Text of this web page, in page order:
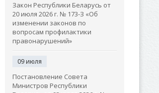
Закон Республики Беларусь от
20 июля 2026 г. № 173-З «Об
изменении законов по
вопросам профилактики
правонарушений»
09 июля
Постановление Совета
Министров Республики